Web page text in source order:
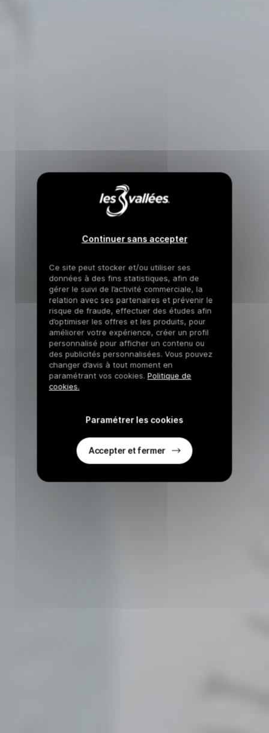
Continuer sans accepter
Ce site peut stocker et/ou utiliser ses
données à des fins statistiques, afin de
gérer le suivi de l’activité commerciale, la
relation avec ses partenaires et prévenir le
risque de fraude, effectuer des études afin
d’optimiser les offres et les produits, pour
améliorer votre expérience, créer un profil
personnalisé pour afficher un contenu ou
des publicités personnalisées. Vous pouvez
changer d’avis à tout moment en
paramétrant vos cookies. Politique de
cookies.
Paramétrer les cookies
Accepter et fermer